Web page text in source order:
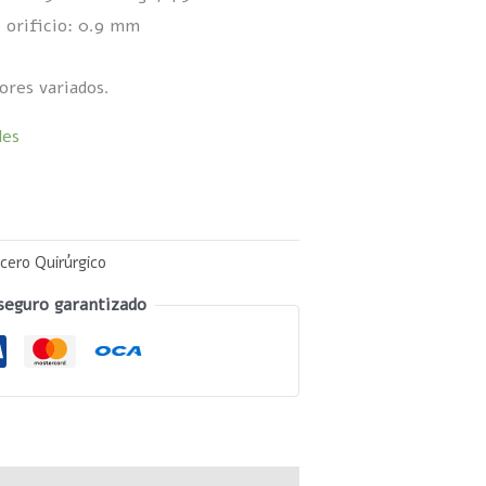
orificio: 0.9 mm
variados.
Quirúrgico
garantizado